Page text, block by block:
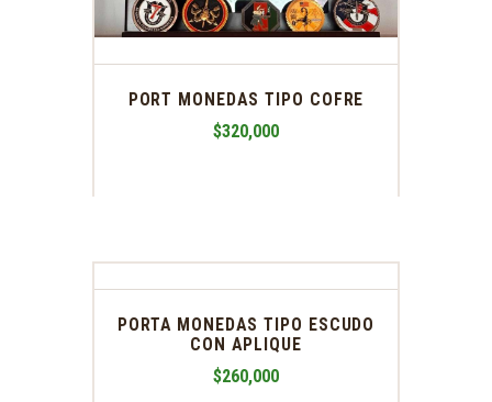
PORT MONEDAS TIPO COFRE
$320,000
PORTA MONEDAS TIPO ESCUDO
CON APLIQUE
$260,000